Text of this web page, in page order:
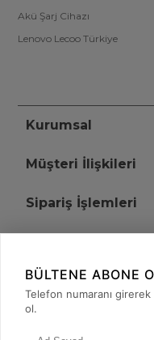
Akü Şarj Cihazı
Lenovo Lecoo Türkiye
Kurumsal
Müşteri İlişkileri
Sipariş İşlemleri
+90
BÜLTENE ABONE
Telefon numaranı
ol.